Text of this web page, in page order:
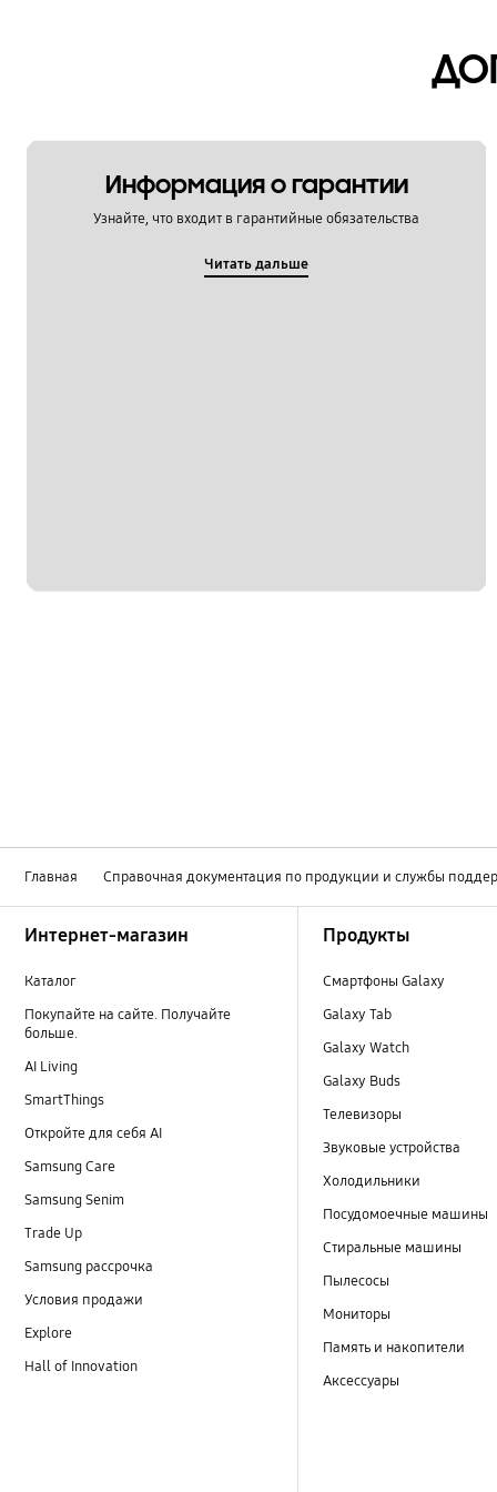
Приложения
Информация о гарантии
Узнайте, что входит в гарантийные обязательства
Читать дальше
Главная Справочная документация по продукции и службы
Интернет-магазин
Каталог
Покупайте на сайте. Получайте
больше.
AI Living
SmartThings
Откройте для себя AI
Samsung Care
Samsung Senim
Trade Up
Samsung рассрочка
Условия продажи
Explore
Hall of Innovation
Продукты
Смартфоны Galaxy
Galaxy Tab
Galaxy Watch
Galaxy Buds
Телевизоры
Звуковые устройства
Холодильники
Посудомоечные машины
Стиральные машины
Пылесосы
Мониторы
Память и накопители
Аксессуары